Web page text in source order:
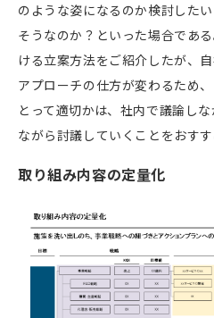
のような姿になるのか検討した
そうなのか？といった場合であ
ける立案方法をご紹介したが、
アプローチの仕方が変わるため
とって適切かは、社内で議論し
ながら討議していくことをおすす
取り組み内容の定量化